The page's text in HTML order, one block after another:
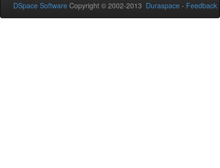
DSpace Software Copyright © 2002-2013 Duraspace - Feedback